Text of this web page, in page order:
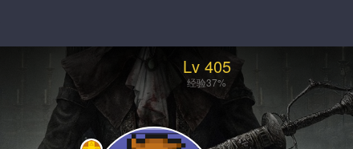
Lv 405
经验37%